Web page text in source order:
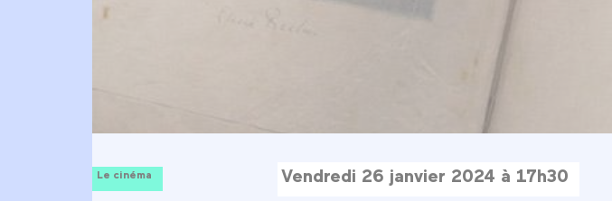
Le cinéma Vendredi 26 janvier 2024 à 17h30